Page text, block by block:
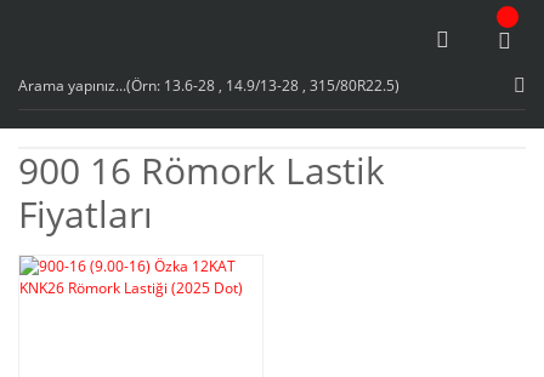
900 16 Römork Lastik
Fiyatları